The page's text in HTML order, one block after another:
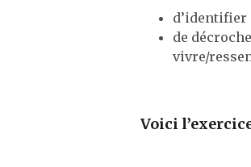
d’identifier
de
vivre/
Voici